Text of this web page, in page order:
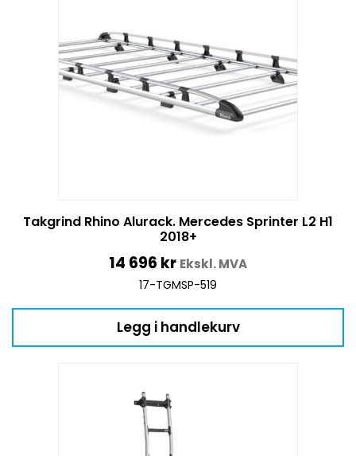
Takgrind Rhino Alurack. Mercedes Sprinter L2 H1
2018+
14 696 kr Ekskl. MVA
17-TGMSP-519
Legg i handlekurv